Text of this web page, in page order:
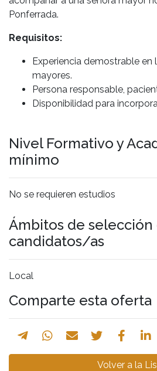
Ponferrada.
Requisitos:
Experiencia demostrable en
mayores.
Persona responsable,
Disponibilidad para
Nivel Formativo y
mínimo
No se requieren estudios
Ámbitos de selección
candidatos/as
Local
Comparte esta oferta
Volver a la